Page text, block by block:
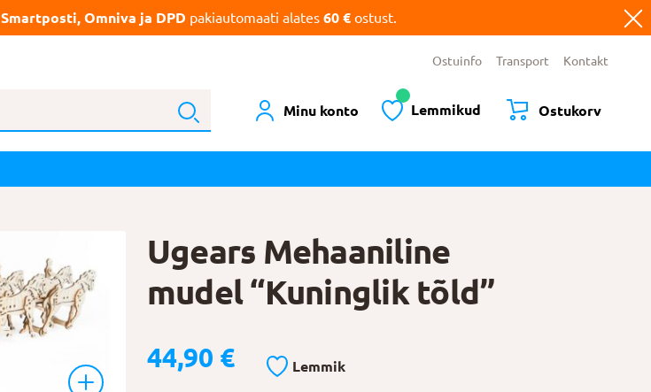
Smartposti, Omniva ja DPD pakiautomaati alates 60 € ostust.
Ostuinfo Transport Kontakt
Minu konto Lemmikud Ostukorv
Ugears Mehaaniline
mudel “Kuninglik tõld”
44,90 € Lemmik